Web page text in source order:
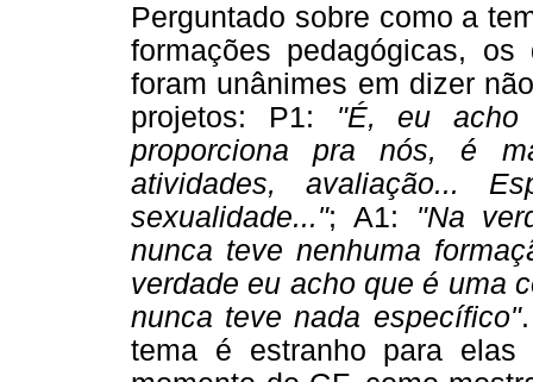
Perguntado sobre como a
formações pedagógicas,
foram unânimes em dizer
projetos: P1: "É, eu acho
proporciona pra nós, é
atividades, avaliação...
sexualidade..."; A1: "Na
nunca teve nenhuma
verdade eu acho que é uma
nunca teve nada específico"
tema é estranho para elas